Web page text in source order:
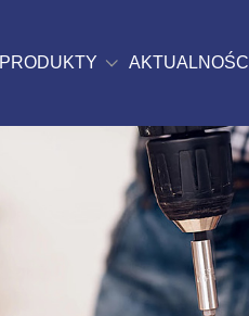
PRODUKTY AKTUALNOŚCI